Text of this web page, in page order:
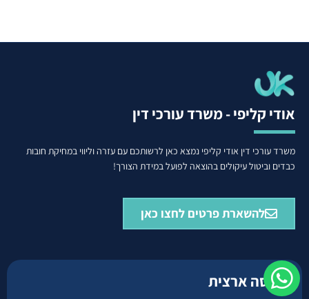
אודי קליפי - משרד עורכי דין
משרד עורכי דין אודי קליפי נמצא כאן לרשותכם עם עזרה וליווי במחיקת חובות
כבדים וביטול עיקולים בהוצאה לפועל במידת הצורך!
להשארת פרטים לחצו כאן
פריסה ארצית